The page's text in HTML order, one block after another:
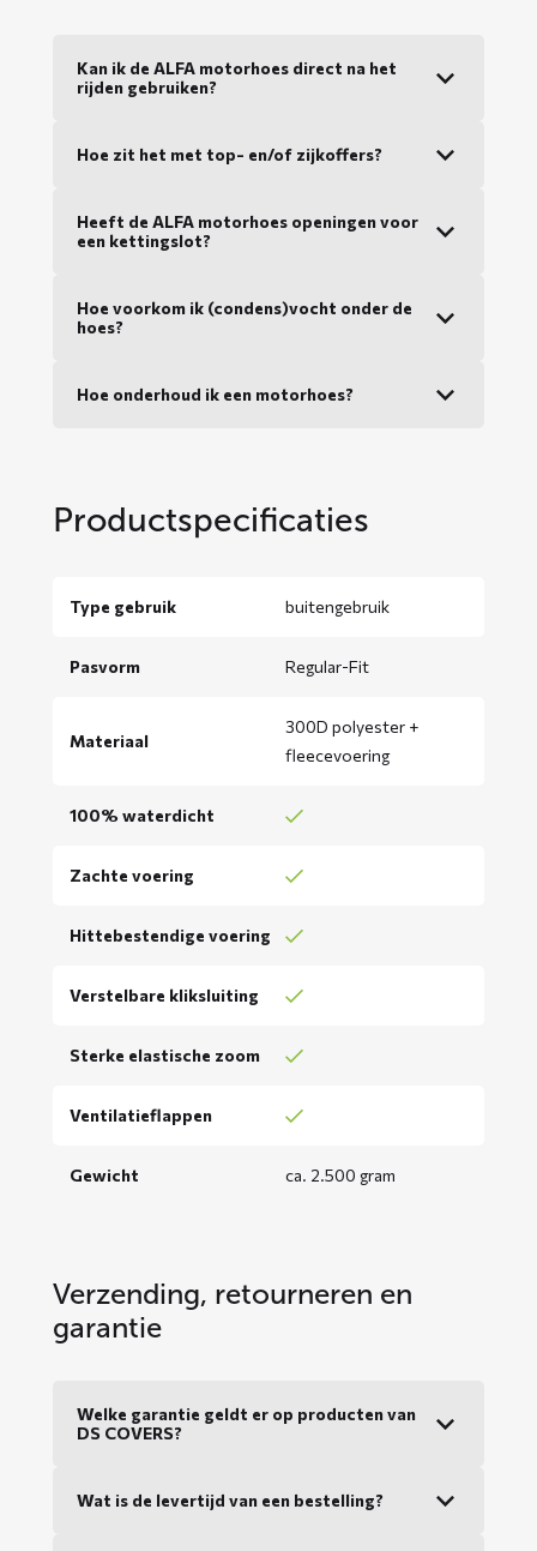
Kan ik de ALFA motorhoes direct na het
rijden gebruiken?
Hoe zit het met top- en/of zijkoffers?
Heeft de ALFA motorhoes openingen voor
een kettingslot?
Hoe voorkom ik (condens)vocht onder de
hoes?
Hoe onderhoud ik een motorhoes?
Productspecificaties
Type gebruik buitengebruik
Pasvorm Regular-Fit
Materiaal
300D polyester +
fleecevoering
100% waterdicht
Zachte voering
Hittebestendige voering
Verstelbare kliksluiting
Sterke elastische zoom
Ventilatieflappen
Gewicht ca. 2.500 gram
Verzending, retourneren en
garantie
Welke garantie geldt er op producten van
DS COVERS?
Wat is de levertijd van een bestelling?